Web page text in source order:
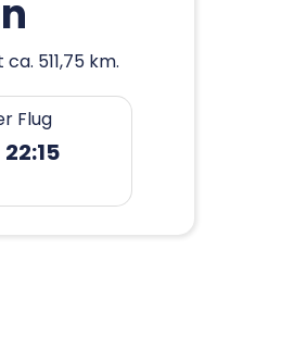
511,75 km.
Flug